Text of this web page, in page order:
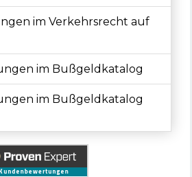
im Verkehrsrecht auf
im Bußgeldkatalog
im Bußgeldkatalog